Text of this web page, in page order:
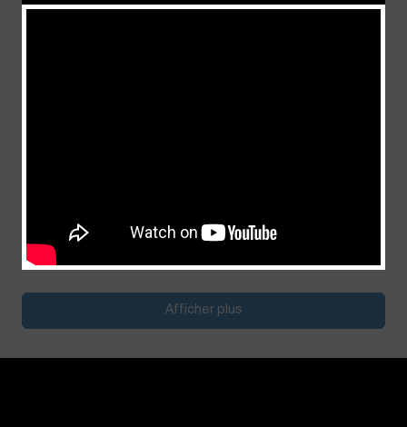
juillet 11, 2026
Afficher plus